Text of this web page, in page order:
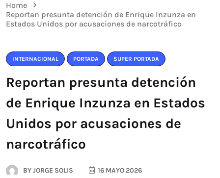
Home
Reportan presunta detención de Enrique Inzunza en
Estados Unidos por acusaciones de narcotráfico
INTERNACIONAL PORTADA SUPER PORTADA
Reportan presunta detención
de Enrique Inzunza en Estados
Unidos por acusaciones de
narcotráfico
BYJORGE SOLIS
16 MAYO 2026